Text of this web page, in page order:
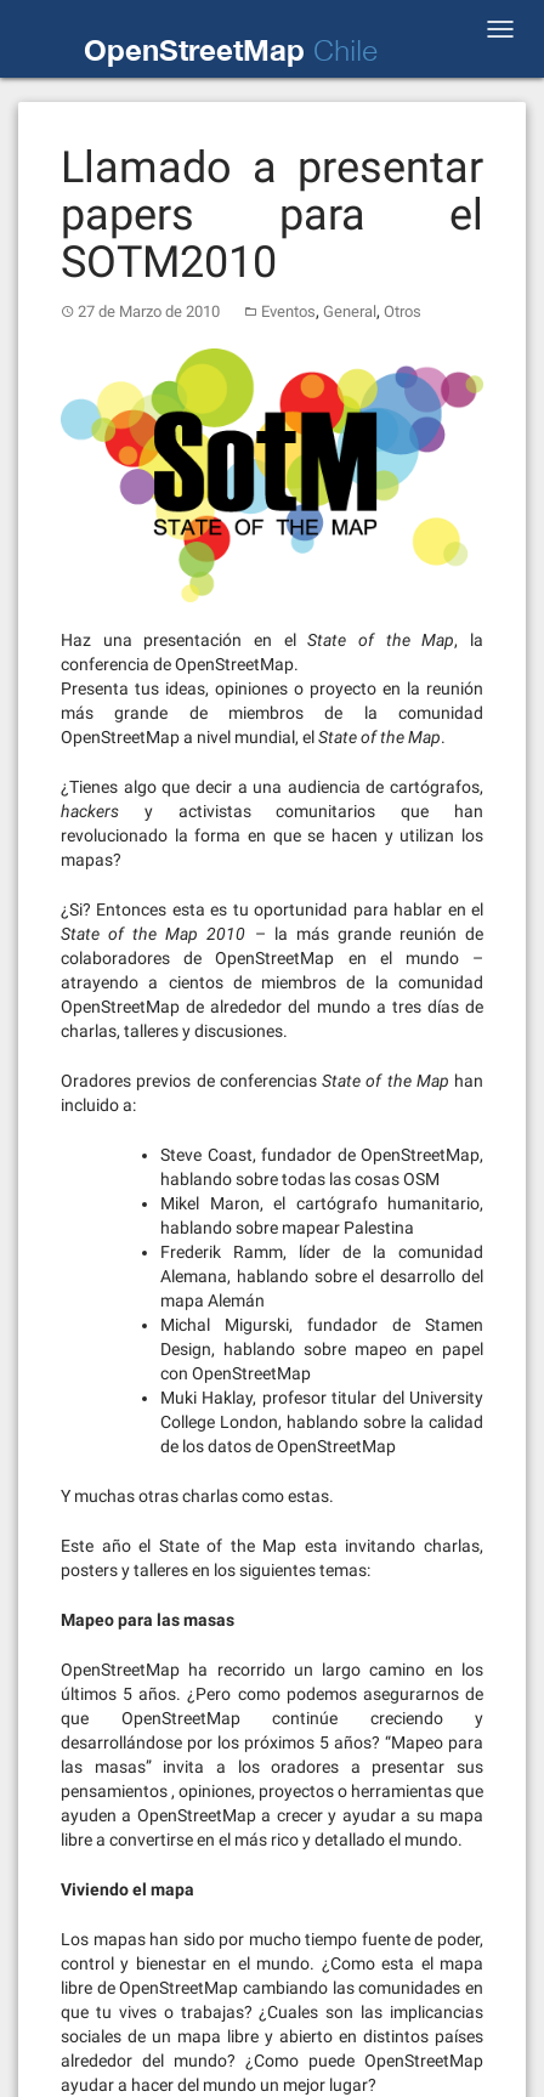
OpenStreetMap Chile
Llamado a presentar
papers para el
SOTM2010
27 de Marzo de 2010 Eventos, General, Otros
Haz una presentación en elState of the Map, la
conferencia de OpenStreetMap.
Presenta tus ideas, opiniones o proyecto en la reunión
más grande de miembros de la comunidad
OpenStreetMap a nivel mundial, elState of the Map.
¿Tienes algo que decir a una audiencia de cartógrafos,
hackers y activistas comunitarios que han
revolucionado la forma en que se hacen y utilizan los
mapas?
¿Si? Entonces esta es tu oportunidad para hablar en el
State of the Map 2010 – la más grande reunión de
colaboradores de OpenStreetMap en el mundo –
atrayendo a cientos de miembros de la comunidad
OpenStreetMap de alrededor del mundo a tres días de
charlas, talleres y discusiones.
Oradores previos de conferencias State of the Map han
incluido a:
Steve Coast, fundador de OpenStreetMap,
hablando sobre todas las cosas OSM
Mikel Maron, el cartógrafo humanitario,
hablando sobre mapear Palestina
Frederik Ramm, líder de la comunidad
Alemana, hablando sobre el desarrollo del
mapa Alemán
Michal Migurski, fundador de Stamen
Design, hablando sobre mapeo en papel
con OpenStreetMap
Muki Haklay, profesor titular del University
College London, hablando sobre la calidad
de los datos de OpenStreetMap
Y muchas otras charlas como estas.
Este año el State of the Map esta invitando charlas,
posters y talleres en los siguientes temas:
Mapeo para las masas
OpenStreetMap ha recorrido un largo camino en los
últimos 5 años. ¿Pero como podemos asegurarnos de
que OpenStreetMap continúe creciendo y
desarrollándose por los próximos 5 años? “Mapeo para
las masas” invita a los oradores a presentar sus
pensamientos , opiniones, proyectos o herramientas que
ayuden a OpenStreetMap a crecer y ayudar a su mapa
libre a convertirse en el más rico y detallado el mundo.
Viviendo el mapa
Los mapas han sido por mucho tiempo fuente de poder,
control y bienestar en el mundo. ¿Como esta el mapa
libre de OpenStreetMap cambiando las comunidades en
que tu vives o trabajas? ¿Cuales son las implicancias
sociales de un mapa libre y abierto en distintos países
alrededor del mundo? ¿Como puede OpenStreetMap
ayudar a hacer del mundo un mejor lugar?